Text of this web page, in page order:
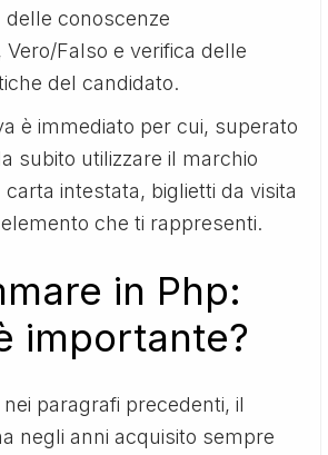
conoscenze
Falso e verifica delle
del candidato.
è immediato per cui, superato
subito utilizzare il marchio
intestata, biglietti da visita
che ti rappresenti.
in Php:
importante?
paragrafi precedenti, il
negli anni acquisito sempre